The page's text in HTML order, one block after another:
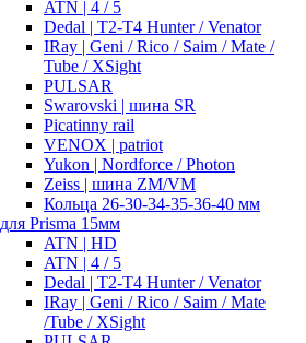
ATN | 4 / 5
Dedal | T2-T4 Hunter / Venator
IRay | Geni / Rico / Saim / Mate /
Tube / XSight
PULSAR
Swarovski | шина SR
Picatinny rail
VENOX | patriot
Yukon | Nordforce / Photon
Zeiss | шина ZM/VM
Кольца 26-30-34-35-36-40 мм
для Prisma 15мм
ATN | HD
ATN | 4 / 5
Dedal | T2-T4 Hunter / Venator
IRay | Geni / Rico / Saim / Mate
/Tube / XSight